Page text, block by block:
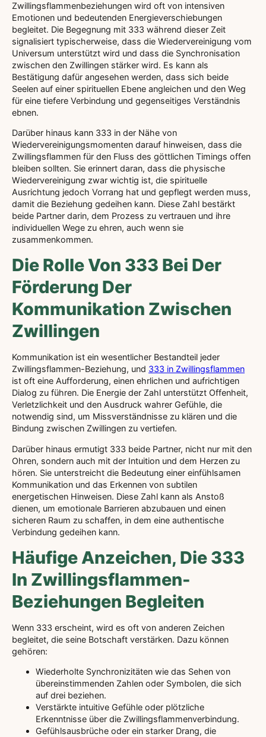
Zwillingsflammenbeziehungen wird oft von intensiven
Emotionen und bedeutenden Energieverschiebungen
begleitet. Die Begegnung mit 333 während dieser Zeit
signalisiert typischerweise, dass die Wiedervereinigung vom
Universum unterstützt wird und dass die Synchronisation
zwischen den Zwillingen stärker wird. Es kann als
Bestätigung dafür angesehen werden, dass sich beide
Seelen auf einer spirituellen Ebene angleichen und den Weg
für eine tiefere Verbindung und gegenseitiges Verständnis
ebnen.
Darüber hinaus kann 333 in der Nähe von
Wiedervereinigungsmomenten darauf hinweisen, dass die
Zwillingsflammen für den Fluss des göttlichen Timings offen
bleiben sollten. Sie erinnert daran, dass die physische
Wiedervereinigung zwar wichtig ist, die spirituelle
Ausrichtung jedoch Vorrang hat und gepflegt werden muss,
damit die Beziehung gedeihen kann. Diese Zahl bestärkt
beide Partner darin, dem Prozess zu vertrauen und ihre
individuellen Wege zu ehren, auch wenn sie
zusammenkommen.
Die Rolle Von 333 Bei Der
Förderung Der
Kommunikation Zwischen
Zwillingen
Kommunikation ist ein wesentlicher Bestandteil jeder
Zwillingsflammen-Beziehung, und 333 in Zwillingsflammen
ist oft eine Aufforderung, einen ehrlichen und aufrichtigen
Dialog zu führen. Die Energie der Zahl unterstützt Offenheit,
Verletzlichkeit und den Ausdruck wahrer Gefühle, die
notwendig sind, um Missverständnisse zu klären und die
Bindung zwischen Zwillingen zu vertiefen.
Darüber hinaus ermutigt 333 beide Partner, nicht nur mit den
Ohren, sondern auch mit der Intuition und dem Herzen zu
hören. Sie unterstreicht die Bedeutung einer einfühlsamen
Kommunikation und das Erkennen von subtilen
energetischen Hinweisen. Diese Zahl kann als Anstoß
dienen, um emotionale Barrieren abzubauen und einen
sicheren Raum zu schaffen, in dem eine authentische
Verbindung gedeihen kann.
Häufige Anzeichen, Die 333
In Zwillingsflammen-
Beziehungen Begleiten
Wenn 333 erscheint, wird es oft von anderen Zeichen
begleitet, die seine Botschaft verstärken. Dazu können
gehören:
Wiederholte Synchronizitäten wie das Sehen von
übereinstimmenden Zahlen oder Symbolen, die sich
auf drei beziehen.
Verstärkte intuitive Gefühle oder plötzliche
Erkenntnisse über die Zwillingsflammenverbindung.
Gefühlsausbrüche oder ein starker Drang, die